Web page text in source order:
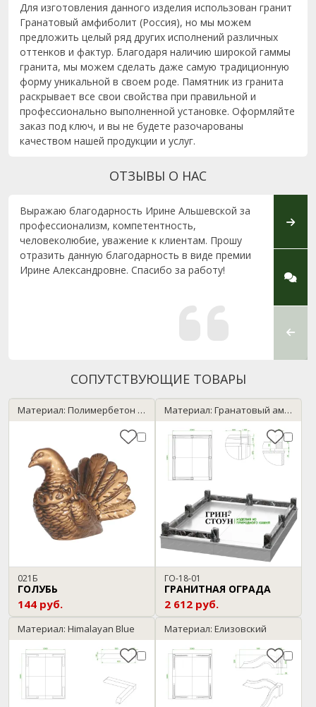
Для изготовления данного изделия использован гранит
Гранатовый амфиболит (Россия), но мы можем
предложить целый ряд других исполнений различных
оттенков и фактур. Благодаря наличию широкой гаммы
гранита, мы можем сделать даже самую традиционную
форму уникальной в своем роде. Памятник из гранита
раскрывает все свои свойства при правильной и
профессионально выполненной установке. Оформляйте
заказ под ключ, и вы не будете разочарованы
качеством нашей продукции и услуг.
ОТЗЫВЫ О НАС
Выражаю благодарность Ирине Альшевской за
профессионализм, компетентность,
человеколюбие, уважение к клиентам. Прошу
отразить данную благодарность в виде премии
Ирине Александровне. Спасибо за работу!
А
СОПУТСТВУЮЩИЕ ТОВАРЫ
Материал: Полимербетон / бронза
021Б
ГОЛУБЬ
144 руб.
Материал: Гранатовый амфиболит
ГО-18-01
ГРАНИТНАЯ ОГРАДА
2 612 руб.
Материал: Himalayan Blue Материал: Елизовский